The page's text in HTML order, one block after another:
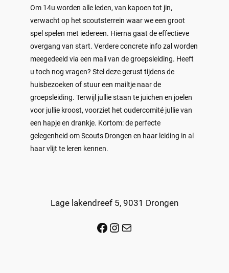
Om 14u worden alle leden, van kapoen tot jin,
verwacht op het scoutsterrein waar we een groot
spel spelen met iedereen. Hierna gaat de effectieve
overgang van start. Verdere concrete info zal worden
meegedeeld via een mail van de groepsleiding. Heeft
u toch nog vragen? Stel deze gerust tijdens de
huisbezoeken of stuur een mailtje naar de
groepsleiding. Terwijl jullie staan te juichen en joelen
voor jullie kroost, voorziet het oudercomité jullie van
een hapje en drankje. Kortom: de perfecte
gelegenheid om Scouts Drongen en haar leiding in al
haar vlijt te leren kennen.
Lage lakendreef 5, 9031 Drongen
Facebook Instagram Mail